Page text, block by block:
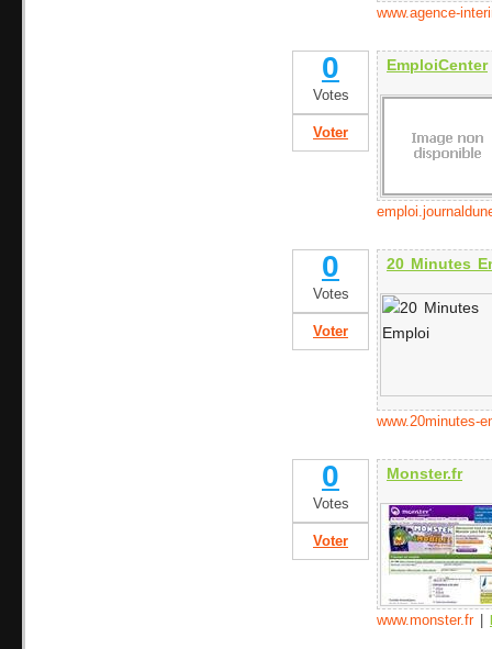
www.agence-
0
Votes
Voter
EmploiCenter
0
Votes
Voter
20 Minutes
www.20minutes-
0
Votes
Voter
Monster.fr
www.monster.fr|